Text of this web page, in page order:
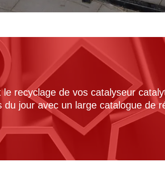
recyclage de vos catalyseur
jour avec un large catalogue de